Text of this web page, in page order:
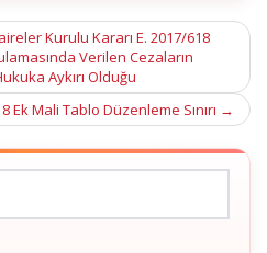
Kurulu Kararı E. 2017/618
Verilen Cezaların
Aykırı Olduğu
Ek Mali Tablo Düzenleme Sınırı →